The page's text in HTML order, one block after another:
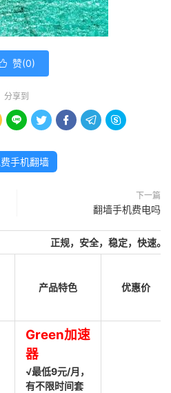
赞(0)
分享到
    
手机翻墙
下一篇
翻墙手机费电吗
正规，安全，稳定，快速。
产品特色 优惠价
Green加速
器
√最低9元/月，
有不限时间套